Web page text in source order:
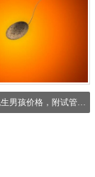
成都三代试管包生男孩价格，附试管费用明细